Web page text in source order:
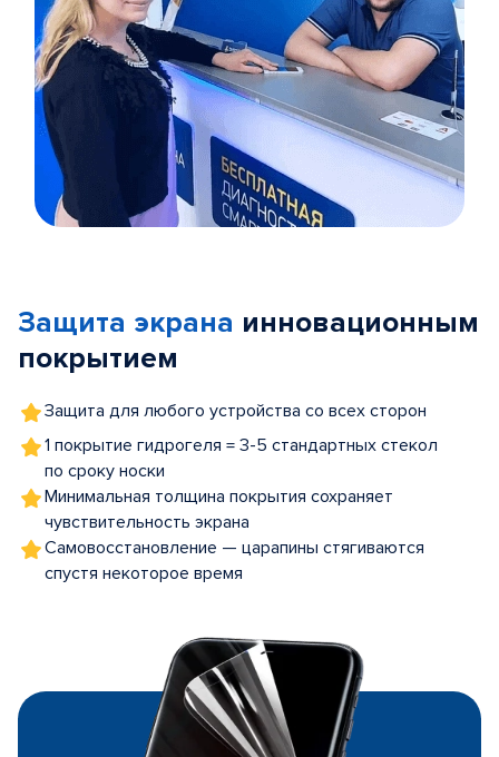
5
Защита экрана инновационным
покрытием
Защита для любого устройства со всех сторон
1 покрытие гидрогеля = 3-5 стандартных стекол
по сроку носки
Минимальная толщина покрытия сохраняет
чувствительность экрана
Самовосстановление — царапины стягиваются
спустя некоторое время